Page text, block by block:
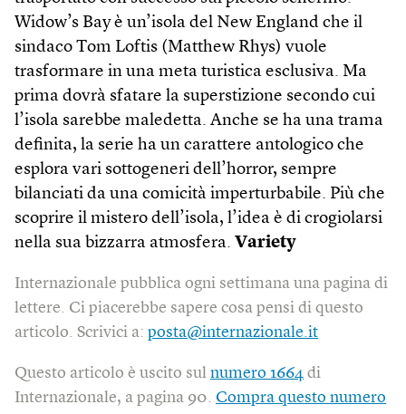
Widow’s Bay è un’isola del New England che il
sindaco Tom Loftis (Matthew Rhys) vuole
trasformare in una meta turistica esclusiva. Ma
prima dovrà sfatare la superstizione secondo cui
l’isola sarebbe maledetta. Anche se ha una trama
definita, la serie ha un carattere antologico che
esplora vari sottogeneri dell’horror, sempre
bilanciati da una comicità imperturbabile. Più che
scoprire il mistero dell’isola, l’idea è di crogiolarsi
nella sua bizzarra atmosfera. Variety
Internazionale pubblica ogni settimana una pagina di
lettere. Ci piacerebbe sapere cosa pensi di questo
articolo. Scrivici a: posta@internazionale.it
Questo articolo è uscito sul numero 1664 di
Internazionale, a pagina 90. Compra questo numero